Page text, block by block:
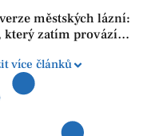
městských lázní:
zatím provází
jistot
více článků